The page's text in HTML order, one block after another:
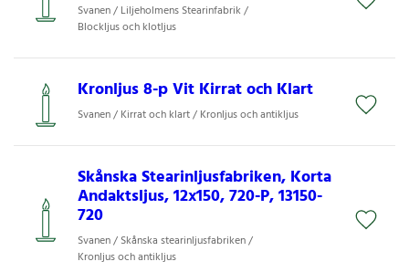
Svanen / Liljeholmens Stearinfabrik /
Blockljus och klotljus
Kronljus 8-p Vit Kirrat och Klart
Svanen / Kirrat och klart / Kronljus och antikljus
Skånska Stearinljusfabriken, Korta
Andaktsljus, 12x150, 720-P, 13150-
720
Svanen / Skånska stearinljusfabriken /
Kronljus och antikljus